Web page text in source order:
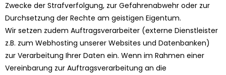
Zwecke der Strafverfolgung, zur Gefahrenabwehr oder zur
Durchsetzung der Rechte am geistigen Eigentum.
Wir setzen zudem Auftragsverarbeiter (externe Dienstleister
z.B. zum Webhosting unserer Websites und Datenbanken)
zur Verarbeitung Ihrer Daten ein. Wenn im Rahmen einer
Vereinbarung zur Auftragsverarbeitung an die